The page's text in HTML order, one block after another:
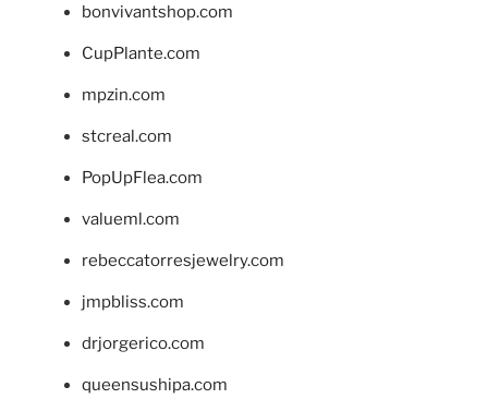
bonvivantshop.com
CupPlante.com
mpzin.com
stcreal.com
PopUpFlea.com
valueml.com
rebeccatorresjewelry.com
jmpbliss.com
drjorgerico.com
queensushipa.com